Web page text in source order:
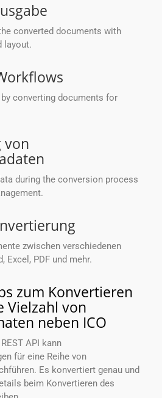
converted documents with
layout.
converting documents for
von
during the conversion process
zwischen verschiedenen
Excel, PDF und mehr.
zum Konvertieren
Vielzahl von
neben ICO
API kann
für eine Reihe von
Es konvertiert genau und
beim Konvertieren des